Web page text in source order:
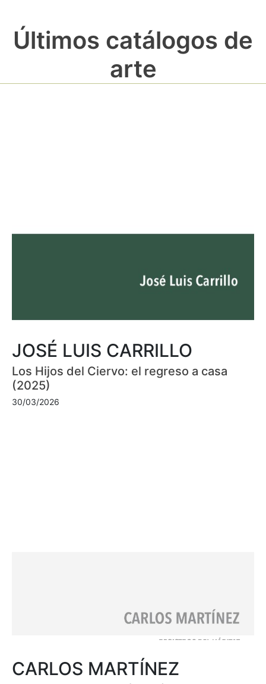
Últimos catálogos de
arte
JOSÉ LUIS CARRILLO
Los Hijos del Ciervo: el regreso a casa
(2025)
30/03/2026
CARLOS MARTÍNEZ